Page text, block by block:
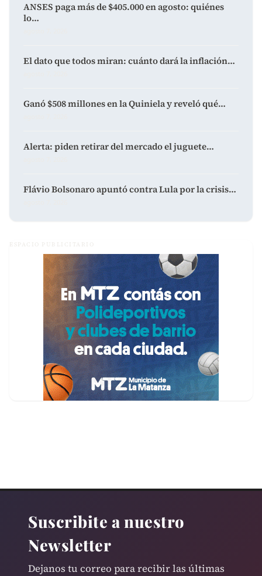
ANSES paga más de $405.000 en agosto: quiénes
lo…
El dato que todos miran: cuánto dará la inflación…
Ganó $508 millones en la Quiniela y reveló qué…
Alerta: piden retirar del mercado el juguete…
Flávio Bolsonaro apuntó contra Lula por la crisis…
ESPACIO PUBLICITARIO
Suscribite a nuestro
Newsletter
Dejanos tu correo para recibir las últimas